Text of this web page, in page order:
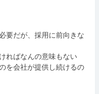
要だが、採用に前向きな
ればなんの意味もない
を会社が提供し続けるの